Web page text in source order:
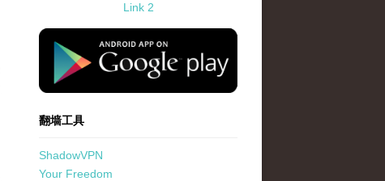
Link 2
standard-icon-googleplay-app-store.png
翻墙工具
ShadowVPN
Your Freedom